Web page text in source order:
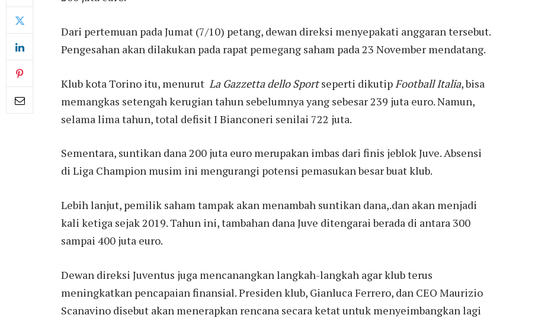
Dari pertemuan pada Jumat (7/10) petang, dewan direksi menyepakati anggaran tersebut.
Pengesahan akan dilakukan pada rapat pemegang saham pada 23 November mendatang.
Klub kota Torino itu, menurut La Gazzetta dello Sportseperti dikutip Football Italia, bisa
memangkas setengah kerugian tahun sebelumnya yang sebesar 239 juta euro. Namun,
selama lima tahun, total defisit I Bianconeri senilai 722 juta.
Sementara, suntikan dana 200 juta euro merupakan imbas dari finis jeblok Juve. Absensi
di Liga Champion musim ini mengurangi potensi pemasukan besar buat klub.
Lebih lanjut, pemilik saham tampak akan menambah suntikan dana,.dan akan menjadi
kali ketiga sejak 2019. Tahun ini, tambahan dana Juve ditengarai berada di antara 300
sampai 400 juta euro.
Dewan direksi Juventus juga mencanangkan langkah-langkah agar klub terus
meningkatkan pencapaian finansial. Presiden klub, Gianluca Ferrero, dan CEO Maurizio
Scanavino disebut akan menerapkan rencana secara ketat untuk menyeimbangkan lagi